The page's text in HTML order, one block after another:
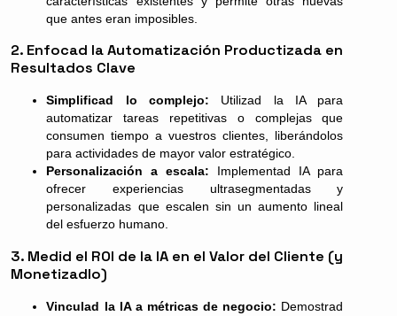
que antes eran imposibles.
2. Enfocad la Automatización Productizada en
Resultados Clave
Simplificad lo complejo: Utilizad la IA para
automatizar tareas repetitivas o complejas que
consumen tiempo a vuestros clientes, liberándolos
para actividades de mayor valor estratégico.
Personalización a escala: Implementad IA para
ofrecer experiencias ultrasegmentadas y
personalizadas que escalen sin un aumento lineal
del esfuerzo humano.
3. Medid el ROI de la IA en el Valor del Cliente (y
Monetizadlo)
Vinculad la IA a métricas de negocio: Demostrad